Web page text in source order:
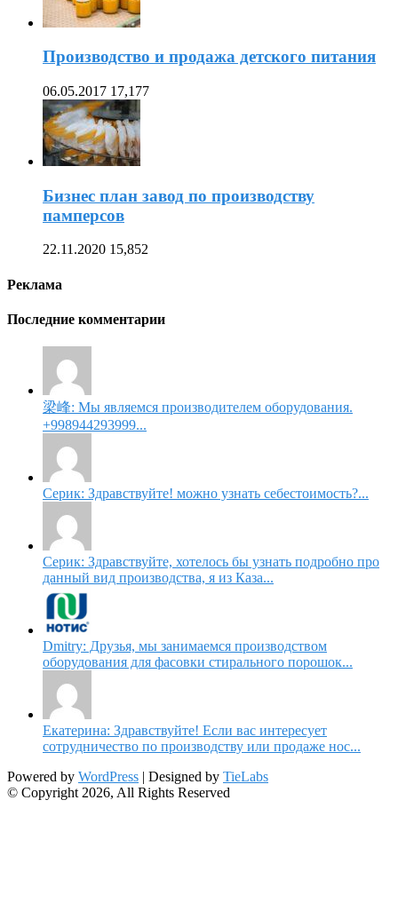
Производство и продажа детского питания
06.05.2017 17,177
Бизнес план завод по производству
памперсов
22.11.2020 15,852
Реклама
Последние комментарии
梁峰: Мы являемся производителем оборудования.
+998944293999...
Серик: Здравствуйте! можно узнать себестоимость?...
Серик: Здравствуйте, хотелось бы узнать подробно про
данный вид производства, я из Каза...
Dmitry: Друзья, мы занимаемся производством
оборудования для фасовки стирального порошок...
Екатерина: Здравствуйте! Если вас интересует
сотрудничество по производству или продаже нос...
Powered by WordPress | Designed by TieLabs
© Copyright 2026, All Rights Reserved